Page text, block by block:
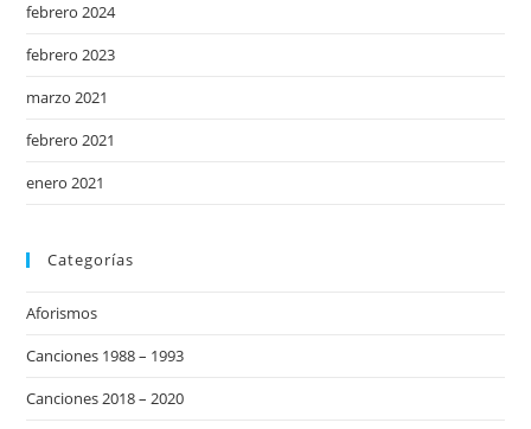
febrero 2024
febrero 2023
marzo 2021
febrero 2021
enero 2021
Categorías
Aforismos
Canciones 1988 – 1993
Canciones 2018 – 2020